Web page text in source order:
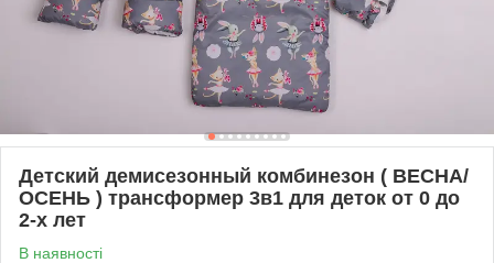
Детский демисезонный комбинезон ( ВЕСНА/
ОСЕНЬ ) трансформер 3в1 для деток от 0 до
2-х лет
В наявності